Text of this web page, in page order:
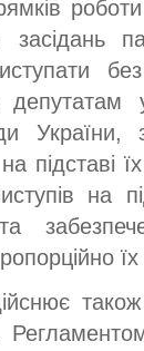
засідань
депутатам
України,
підставі
на
їх